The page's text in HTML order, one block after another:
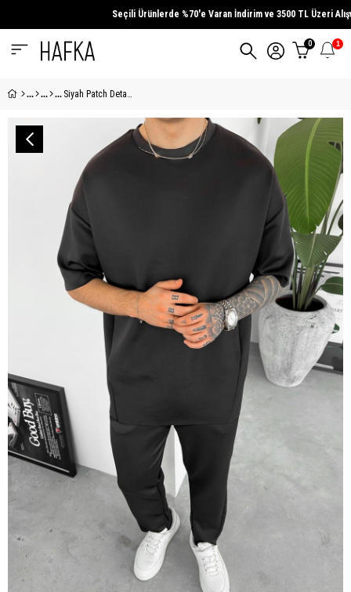
Seçili Ürünlerde%70'e Varan İndirimve3500 TL Üzeri
0 1
Siyah Patch Detay Likralı Relaxed Tişört